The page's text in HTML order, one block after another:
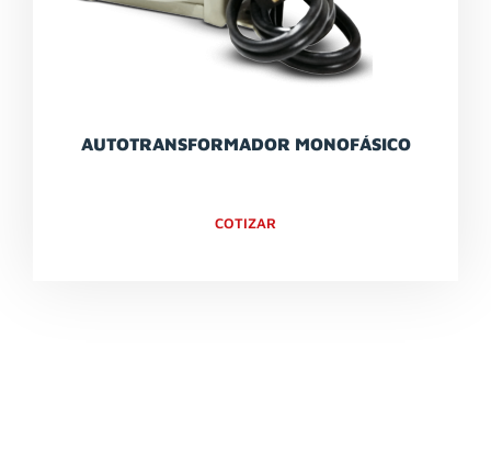
AUTOTRANSFORMADOR MONOFÁSICO
COTIZAR